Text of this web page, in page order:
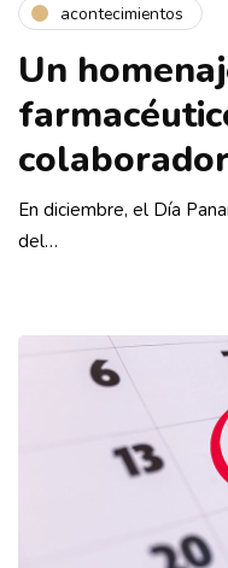
acontecimientos
Un
En diciembre, el Día
del…